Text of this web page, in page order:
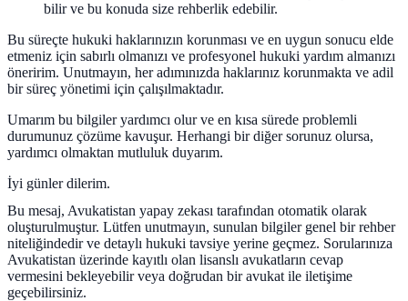
bilir ve bu konuda size rehberlik edebilir.
Bu süreçte hukuki haklarınızın korunması ve en uygun sonucu elde
etmeniz için sabırlı olmanızı ve profesyonel hukuki yardım almanızı
öneririm. Unutmayın, her adımınızda haklarınız korunmakta ve adil
bir süreç yönetimi için çalışılmaktadır.
Umarım bu bilgiler yardımcı olur ve en kısa sürede problemli
durumunuz çözüme kavuşur. Herhangi bir diğer sorunuz olursa,
yardımcı olmaktan mutluluk duyarım.
İyi günler dilerim.
Bu mesaj, Avukatistan yapay zekası tarafından otomatik olarak
oluşturulmuştur. Lütfen unutmayın, sunulan bilgiler genel bir rehber
niteliğindedir ve detaylı hukuki tavsiye yerine geçmez. Sorularınıza
Avukatistan üzerinde kayıtlı olan lisanslı avukatların cevap
vermesini bekleyebilir veya doğrudan bir avukat ile iletişime
geçebilirsiniz.